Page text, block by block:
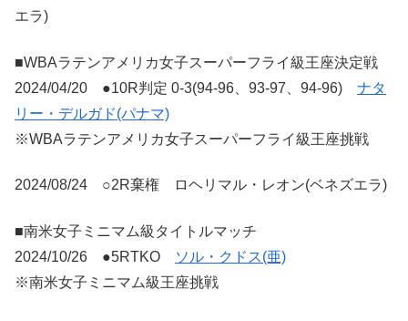
エラ)
■WBAラテンアメリカ女子スーパーフライ級王座決定戦
2024/04/20 ●10R判定 0-3(94-96、93-97、94-96) ナタ
リー・デルガド(パナマ)
※WBAラテンアメリカ女子スーパーフライ級王座挑戦
2024/08/24 ○2R棄権 ロヘリマル・レオン(ベネズエラ)
■南米女子ミニマム級タイトルマッチ
2024/10/26 ●5RTKO
ソル・クドス(亜)
※南米女子ミニマム級王座挑戦